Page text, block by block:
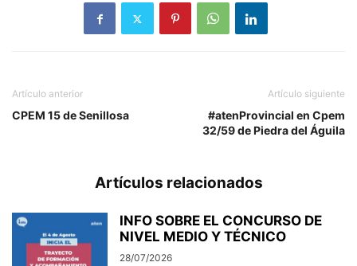
Artículo anterior
CPEM 15 de Senillosa
Artículo siguiente
#atenProvincial en Cpem
32/59 de Piedra del Águila
Artículos relacionados
INFO SOBRE EL CONCURSO DE
NIVEL MEDIO Y TÉCNICO
28/07/2026